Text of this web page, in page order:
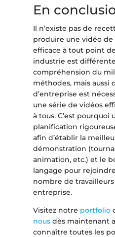
En
Il n’existe pas de
produire une vidéo de
efficace à tout point
industrie est
compréhension du
méthodes, mais aussi
d’entreprise est
une série de vidéos
à tous. C’est pourquoi
planification
afin d’établir la
démonstration
animation, etc.) et le
langage pour
nombre de
entreprise.
Visitez notre portfolio
nous dès maintenant
connaître toutes les